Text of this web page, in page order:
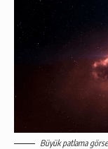
Büyük patlama